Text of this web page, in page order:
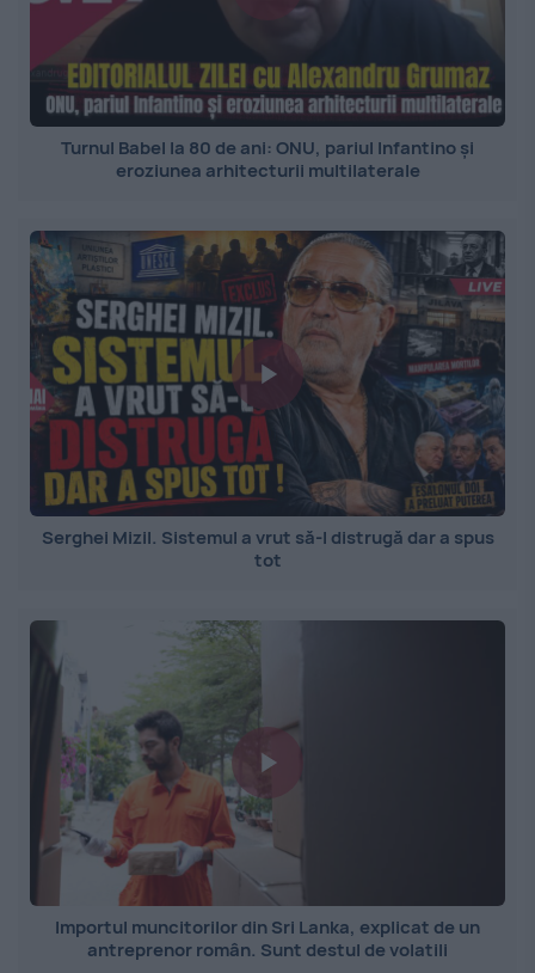
Turnul Babel la 80 de ani: ONU, pariul Infantino și
eroziunea arhitecturii multilaterale
Serghei Mizil. Sistemul a vrut să-l distrugă dar a spus
tot
Importul muncitorilor din Sri Lanka, explicat de un
antreprenor român. Sunt destul de volatili